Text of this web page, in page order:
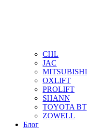
CHL
JAC
MITSUBISHI
OXLIFT
PROLIFT
SHANN
TOYOTA BT
ZOWELL
Блог